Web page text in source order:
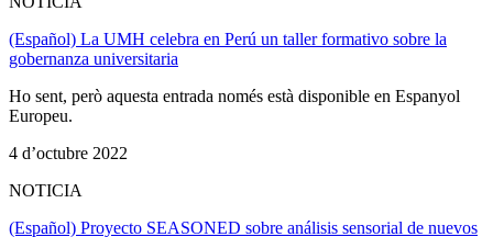
(Español) La UMH celebra en Perú un taller formativo sobre la
gobernanza universitaria
Ho sent, però aquesta entrada només està disponible en Espanyol
Europeu.
4 d’octubre 2022
NOTICIA
(Español) Proyecto SEASONED sobre análisis sensorial de nuevos